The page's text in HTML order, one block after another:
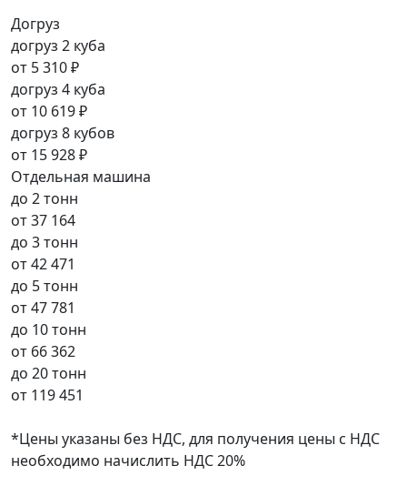
Догруз
догруз 2 куба
от 5 310 ₽
догруз 4 куба
от 10 619 ₽
догруз 8 кубов
от 15 928 ₽
Отдельная машина
до 2 тонн
от37 164
до 3 тонн
от42 471
до 5 тонн
от47 781
до 10 тонн
от 66 362
до 20 тонн
от 119 451
*Цены указаны без НДС, для получения цены с НДС
необходимо начислить НДС 20%